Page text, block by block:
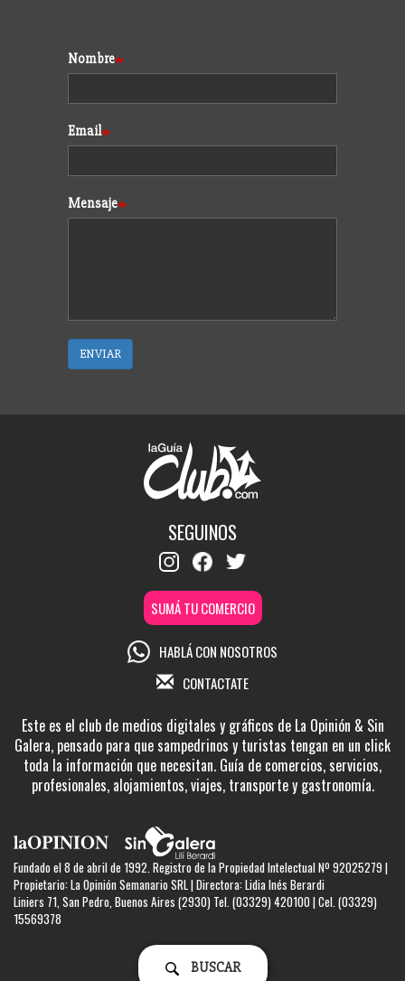
Formulario
Nombre
Email
Mensaje
ENVIAR
SEGUINOS
SUMÁ TU COMERCIO
HABLÁ CON NOSOTROS
CONTACTATE
Este es el club de medios digitales y gráficos de La Opinión & Sin
Galera, pensado para que sampedrinos y turistas tengan en un click
toda la información que necesitan. Guía de comercios, servicios,
profesionales, alojamientos, viajes, transporte y gastronomía.
Fundado el 8 de abril de 1992. Registro de la Propiedad Intelectual Nº 92025279 |
Propietario: La Opinión Semanario SRL | Directora: Lidia Inés Berardi
Liniers 71, San Pedro, Buenos Aires (2930) Tel. (03329) 420100 | Cel. (03329)
15569378
BUSCAR